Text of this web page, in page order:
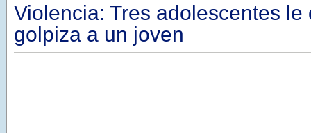
Violencia: Tres adolescentes le
golpiza a un joven